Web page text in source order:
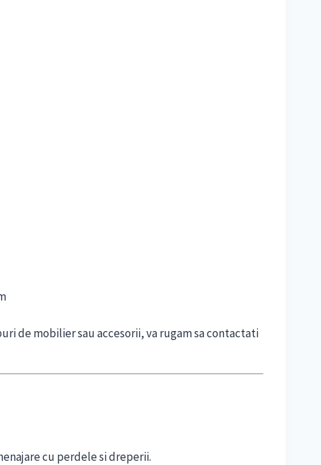
de mobilier sau accesorii, va rugam sa contactati
cu perdele si dreperii.